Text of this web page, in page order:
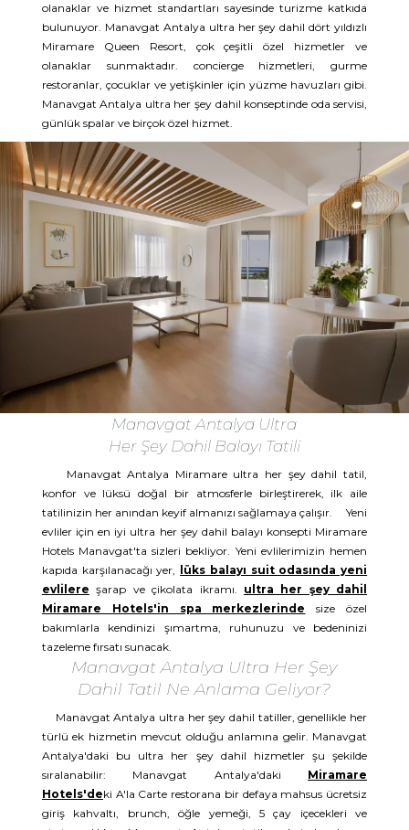
olanaklar ve hizmet standartları sayesinde turizme katkıda
bulunuyor. Manavgat Antalya ultra her şey dahil dört yıldızlı
Miramare Queen Resort, çok çeşitli özel hizmetler ve
olanaklar sunmaktadır. concierge hizmetleri, gurme
restoranlar, çocuklar ve yetişkinler için yüzme havuzları gibi.
Manavgat Antalya ultra her şey dahil konseptinde oda servisi,
günlük spalar ve birçok özel hizmet.
Manavgat Antalya Ultra
Her Şey Dahil Balayı Tatili
Manavgat Antalya Miramare ultra her şey dahil tatil,
konfor ve lüksü doğal bir atmosferle birleştirerek, ilk aile
tatilinizin her anından keyif almanızı sağlamaya çalışır. Yeni
evliler için en iyi ultra her şey dahil balayı konsepti Miramare
Hotels Manavgat'ta sizleri bekliyor. Yeni evlilerimizin hemen
kapıda karşılanacağı yer,
lüks balayı suit odasında yeni
evlilere şarap ve çikolata ikramı. ultra her şey dahil
Miramare Hotels'in spa merkezlerinde size özel
bakımlarla kendinizi şımartma, ruhunuzu ve bedeninizi
tazeleme fırsatı sunacak.
Manavgat Antalya Ultra Her Şey
Dahil Tatil Ne Anlama Geliyor?
Manavgat Antalya ultra her şey dahil tatiller, genellikle her
türlü ek hizmetin mevcut olduğu anlamına gelir. Manavgat
Antalya'daki bu ultra her şey dahil hizmetler şu şekilde
sıralanabilir: Manavgat Antalya'daki Miramare
Hotels'deki A'la Carte restorana bir defaya mahsus ücretsiz
giriş kahvaltı, brunch, öğle yemeği, 5 çay içecekleri ve